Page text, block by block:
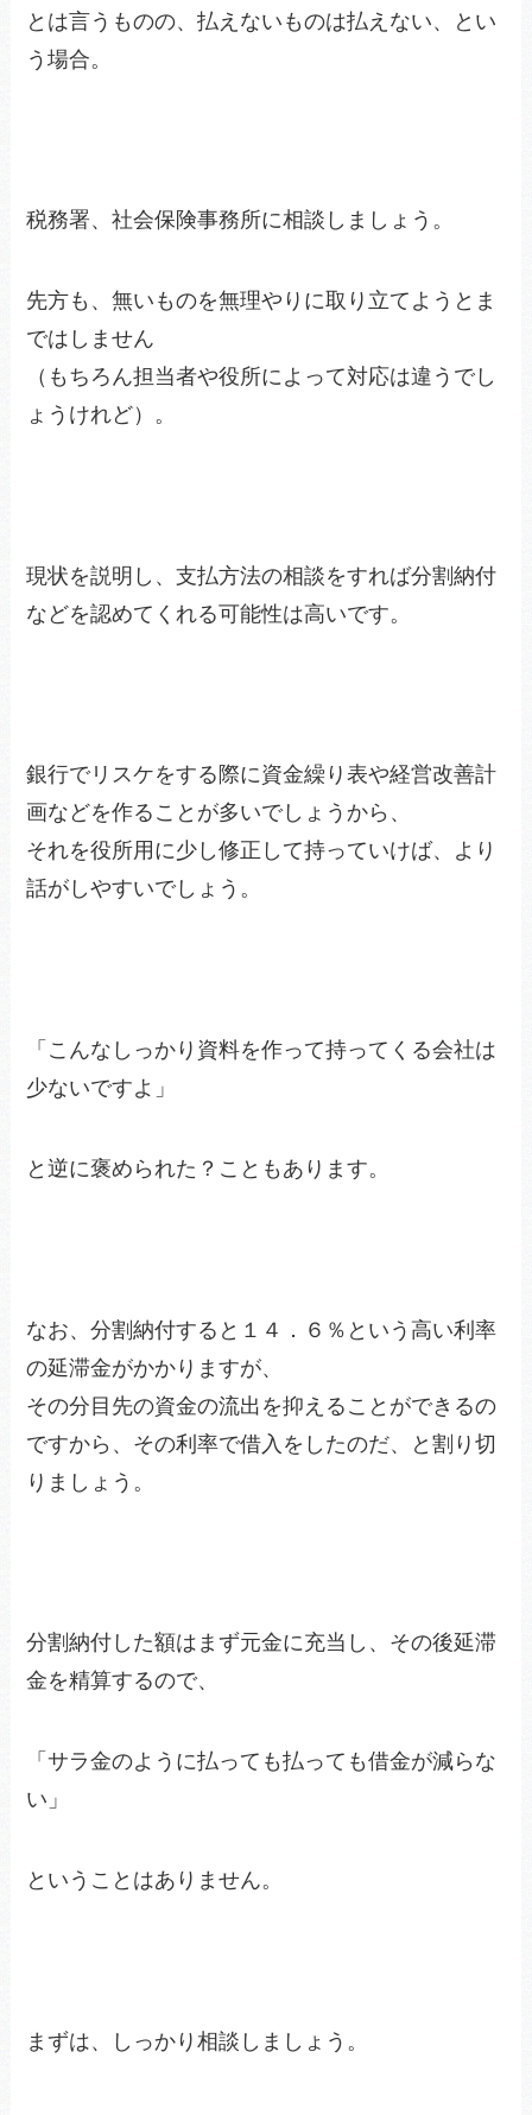
とは言うものの、払えないものは払えない、とい
う場合。
税務署、社会保険事務所に相談しましょう。
先方も、無いものを無理やりに取り立てようとま
ではしません
（もちろん担当者や役所によって対応は違うでし
ょうけれど）。
現状を説明し、支払方法の相談をすれば分割納付
などを認めてくれる可能性は高いです。
銀行でリスケをする際に資金繰り表や経営改善計
画などを作ることが多いでしょうから、
それを役所用に少し修正して持っていけば、より
話がしやすいでしょう。
「こんなしっかり資料を作って持ってくる会社は
少ないですよ」
と逆に褒められた？こともあります。
なお、分割納付すると１４．６％という高い利率
の延滞金がかかりますが、
その分目先の資金の流出を抑えることができるの
ですから、その利率で借入をしたのだ、と割り切
りましょう。
分割納付した額はまず元金に充当し、その後延滞
金を精算するので、
「サラ金のように払っても払っても借金が減らな
い」
ということはありません。
まずは、しっかり相談しましょう。